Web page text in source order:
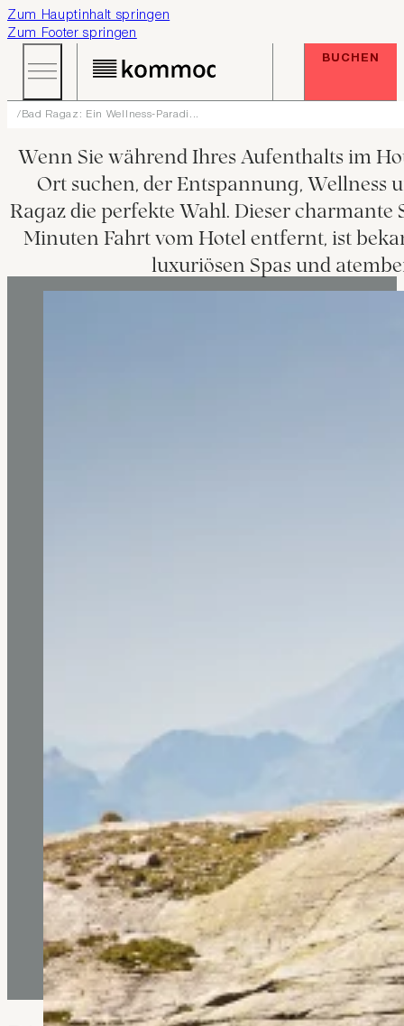
Zum Hauptinhalt springen
Zum Footer springen
BUCHEN
Bad Ragaz: Ein Wellness-Paradi...
Wenn Sie während Ihres Aufenthalts im
Ort suchen, der Entspannung, Wellness
Ragaz die perfekte Wahl. Dieser
Minuten Fahrt vom Hotel entfernt, ist
luxuriösen Spas und